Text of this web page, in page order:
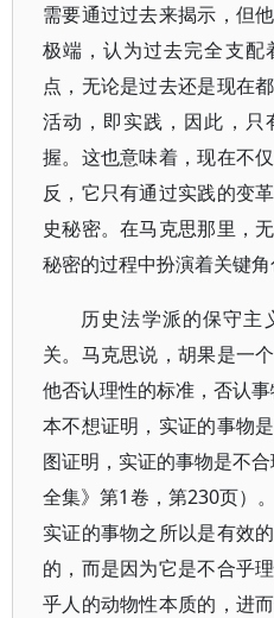
需要通过过去来揭示，但
极端，认为过去完全支
点，无论是过去还是现在
活动，即实践，因此，
握。这也意味着，现在不
反，它只有通过实践的变
史秘密。在马克思那里，
秘密的过程中扮演着关键角
历史法学派的保守主
关。马克思说，胡果是一
他否认理性的标准，否认
本不想证明，实证的事物
图证明，实证的事物是不
全集》第1卷，第230页）
实证的事物之所以是有效
的，而是因为它是不合乎
乎人的动物性本质的，进